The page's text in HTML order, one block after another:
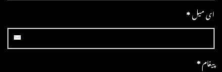
ای میل*
پیغام*